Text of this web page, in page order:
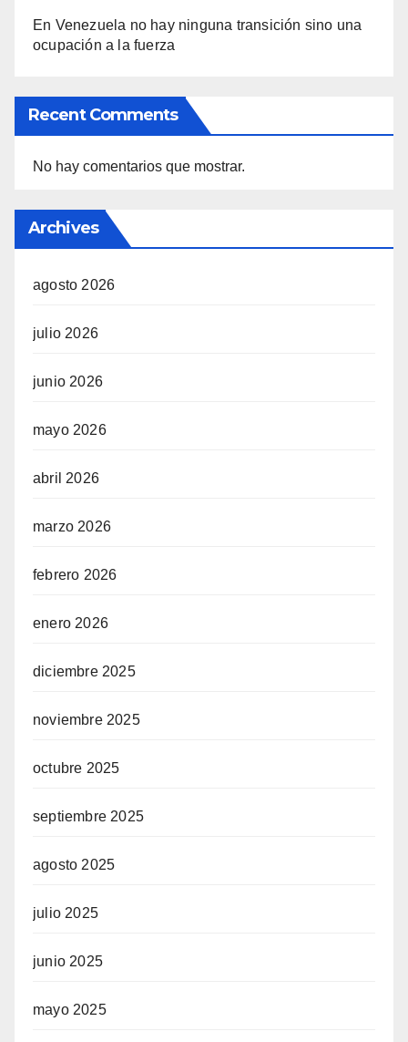
En Venezuela no hay ninguna transición sino una
ocupación a la fuerza
Recent Comments
No hay comentarios que mostrar.
Archives
agosto 2026
julio 2026
junio 2026
mayo 2026
abril 2026
marzo 2026
febrero 2026
enero 2026
diciembre 2025
noviembre 2025
octubre 2025
septiembre 2025
agosto 2025
julio 2025
junio 2025
mayo 2025